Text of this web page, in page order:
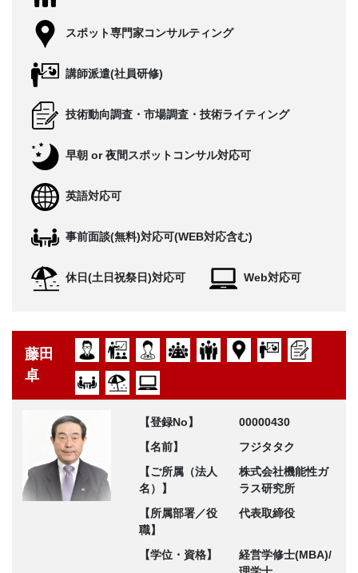
スポット専門家コンサルティング
講師派遣(社員研修)
技術動向調査・市場調査・技術ライティング
早朝 or 夜間スポットコンサル対応可
英語対応可
事前面談(無料)対応可(WEB対応含む)
休日(土日祝祭日)対応可 Web対応可
藤田
卓
【登録No】
00000430
【名前】
フジタタク
【ご所属（法人
名）】
株式会社機能性ガ
ラス研究所
【所属部署／役
職】
代表取締役
【学位・資格】
経営学修士(MBA)/